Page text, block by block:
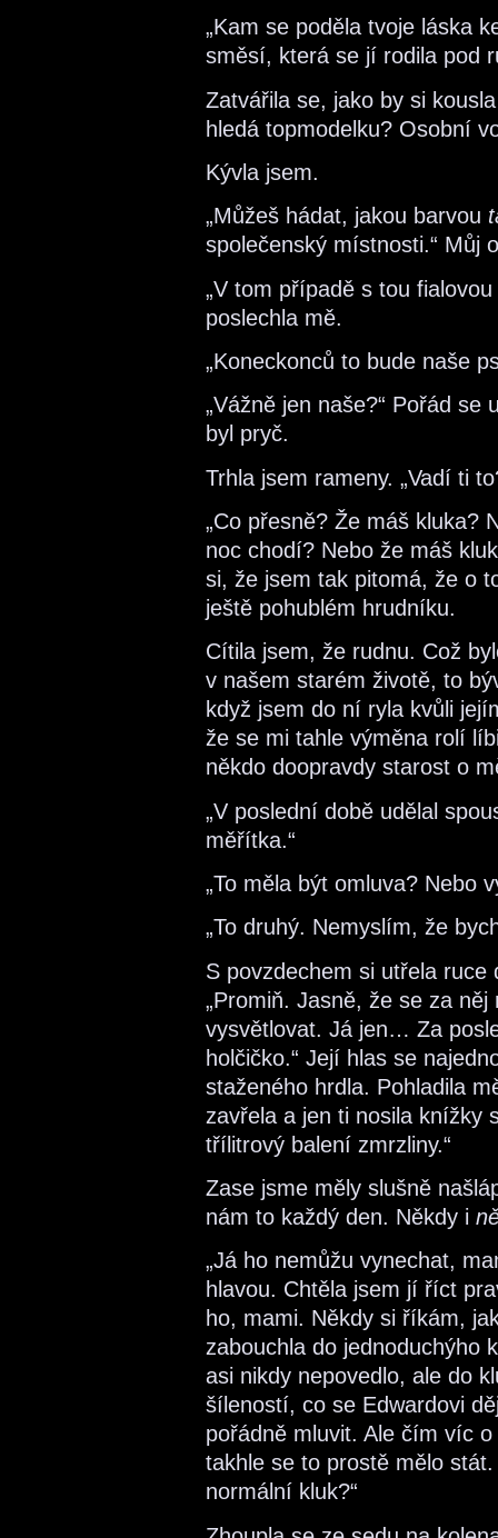
„Kam se poděla tvoje láska
směsí, která se jí rodila pod
Zatvářila se, jako by si
hledá topmodelku? Osobní
Kývla jsem.
„Můžeš hádat, jakou barvou
společenský místnosti.“ Můj
„V tom případě s tou
poslechla mě.
„Koneckonců to bude naše
„Vážně jen naše?“ Pořád
byl pryč.
Trhla jsem rameny. „Vadí ti
„Co přesně? Že máš kluka?
noc chodí? Nebo že máš
si, že jsem tak pitomá, že o
ještě pohublém hrudníku.
Cítila jsem, že rudnu. Což
v našem starém životě, to
když jsem do ní ryla kvůli
že se mi tahle výměna rolí
někdo doopravdy starost o
„V poslední době udělal
měřítka.“
„To měla být omluva? Nebo
„To druhý. Nemyslím, že
S povzdechem si utřela
„Promiň. Jasně, že se za
vysvětlovat. Já jen… Za
holčičko.“ Její hlas se
staženého hrdla. Pohladila
zavřela a jen ti nosila knížky
třílitrový balení zmrzliny.“
Zase jsme měly slušně
nám to každý den. Někdy i
„Já ho nemůžu vynechat,
hlavou. Chtěla jsem jí říct
ho, mami. Někdy si říkám,
zabouchla do jednoduchýho
asi nikdy nepovedlo, ale do
šíleností, co se Edwardovi
pořádně mluvit. Ale čím víc
takhle se to prostě mělo
normální kluk?“